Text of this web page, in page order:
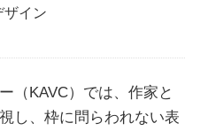
ザイン
（KAVC）では、作家と
し、枠に問らわれない表